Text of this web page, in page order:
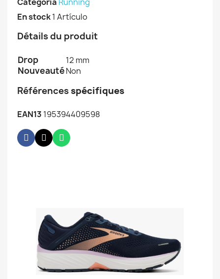
En stock1 Artículo
Détails du produit
Drop 12 mm
NouveautéNon
Références spécifiques
EAN13 195394409598